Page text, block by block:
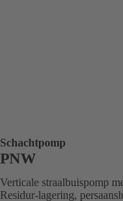
Schachtpomp
PNW
Verticale straalbuispomp
Residur-lagering,